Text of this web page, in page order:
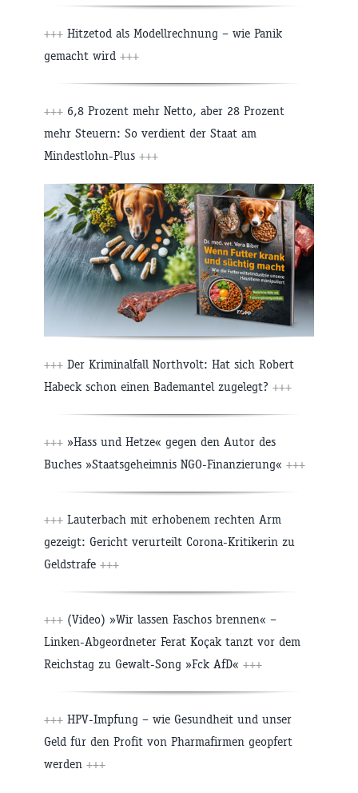
+++ Hitzetod als Modellrechnung – wie Panik
gemacht wird +++
+++ 6,8 Prozent mehr Netto, aber 28 Prozent
mehr Steuern: So verdient der Staat am
Mindestlohn-Plus +++
+++ Der Kriminalfall Northvolt: Hat sich Robert
Habeck schon einen Bademantel zugelegt? +++
+++ »Hass und Hetze« gegen den Autor des
Buches »Staatsgeheimnis NGO-Finanzierung« +++
+++ Lauterbach mit erhobenem rechten Arm
gezeigt: Gericht verurteilt Corona-Kritikerin zu
Geldstrafe +++
+++ (Video) »Wir lassen Faschos brennen« –
Linken-Abgeordneter Ferat Koçak tanzt vor dem
Reichstag zu Gewalt-Song »Fck AfD« +++
+++ HPV-Impfung – wie Gesundheit und unser
Geld für den Profit von Pharmafirmen geopfert
werden +++